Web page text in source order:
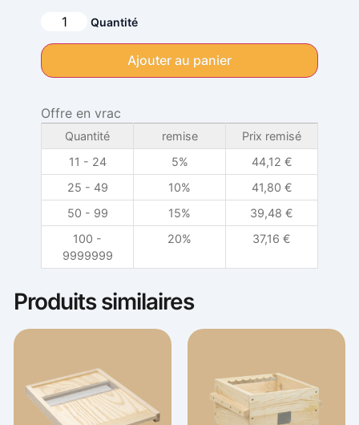
Quantité
Ajouter au panier
Offre en vrac
Quantité remise
Prix remisé
11 - 24
5% 44,12 €
25 - 49
10% 41,80 €
50 - 99
15% 39,48 €
100 -
9999999
20% 37,16 €
Produits similaires